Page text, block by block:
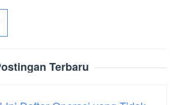
Terbaru